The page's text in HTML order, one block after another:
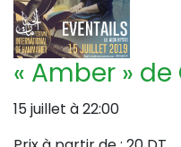
« Amber »
15 juillet à 22:00